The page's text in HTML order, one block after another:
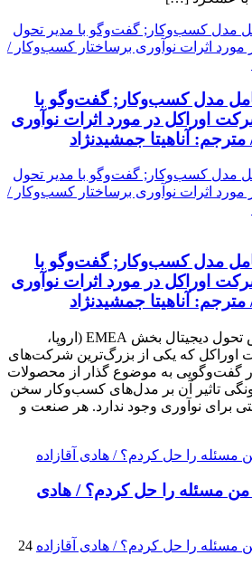
مدل کسب‌و‌کار; گفت‌وگو با
اوراکل در مورد اثرات نوآوری
آناهیتا جمشیدنژاد
مدل کسب‌و‌کار; گفت‌وگو با
اوراکل در مورد اثرات نوآوری
آناهیتا جمشیدنژاد
مایکل بدنار- برندت، رئیس تحول دیجیتال بخش EMEA (اروپا،
اوراکل که یکی از بزرگ‌ترین شرکت‌های
گفت‌وگویی به موضوع گذار از محصولات
تاثیر آن بر مدل‌های کسب‌و‌کار سخن
برای نوآوری وجود ندارد. هر صنعت و
من مسئله را حل کردم؟ / هادی
24